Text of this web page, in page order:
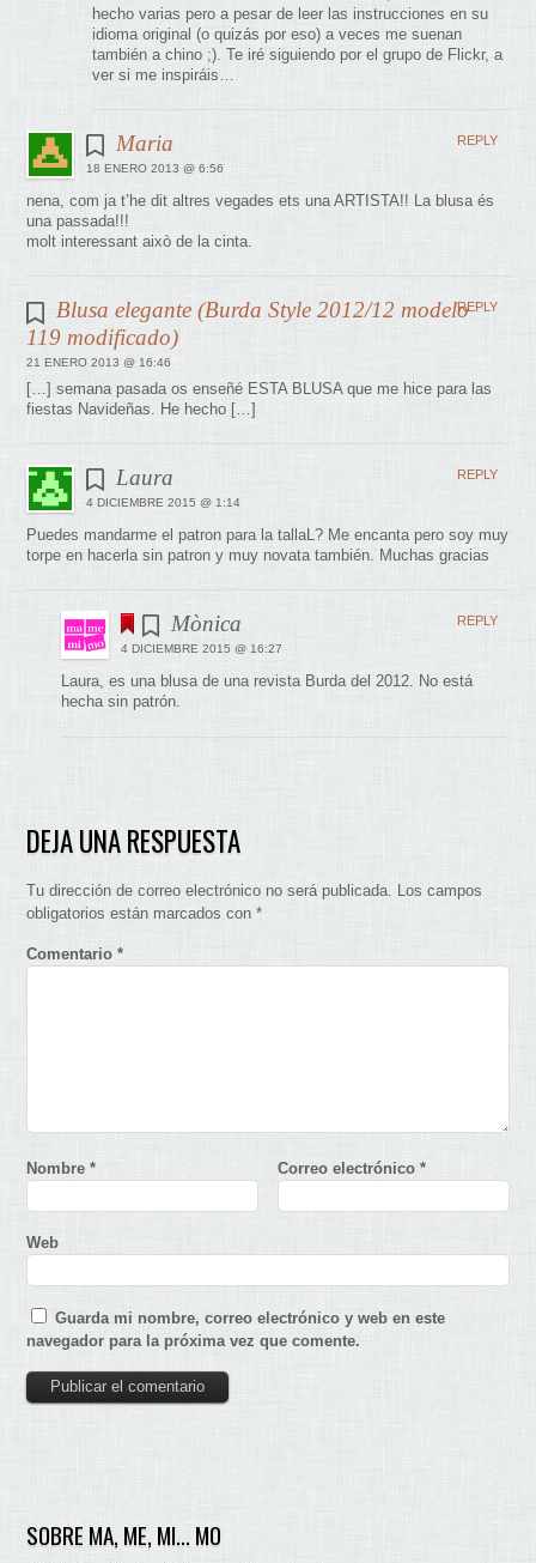
hecho varias pero a pesar de leer las instrucciones en su
idioma original (o quizás por eso) a veces me suenan
también a chino ;). Te iré siguiendo por el grupo de Flickr, a
ver si me inspiráis…
Maria
18 ENERO 2013 @ 6:56
nena, com ja t’he dit altres vegades ets una ARTISTA!! La blusa és
una passada!!!
molt interessant això de la cinta.
REPLY
Blusa elegante (Burda Style 2012/12 modelo
119 modificado)
21 ENERO 2013 @ 16:46
[…] semana pasada os enseñé ESTA BLUSA que me hice para las
fiestas Navideñas. He hecho […]
REPLY
Laura
4 DICIEMBRE 2015 @ 1:14
Puedes mandarme el patron para la tallaL? Me encanta pero soy muy
torpe en hacerla sin patron y muy novata también. Muchas gracias
REPLY
Mònica
4 DICIEMBRE 2015 @ 16:27
Laura, es una blusa de una revista Burda del 2012. No está
hecha sin patrón.
REPLY
DEJA UNA RESPUESTA
Tu dirección de correo electrónico no será publicada. Los campos
obligatorios están marcados con*
Comentario*
Nombre* Correo electrónico*
Web
Guarda mi nombre, correo electrónico y web en este
navegador para la próxima vez que comente.
SOBRE MA, ME, MI… MO